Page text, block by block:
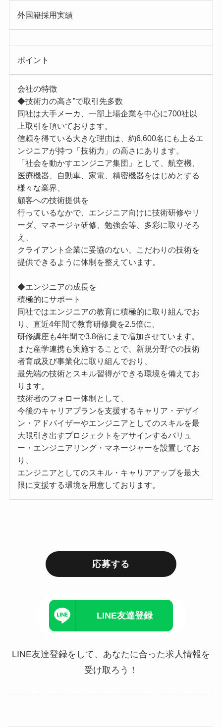
外国籍採用実績
ポイント
会社の特徴
◆技術力の高さ”で取引先多数
同社は大手メーカ、一部上場企業を中心に700社以
上取引を頂いております。
信頼を得ている大きな理由は、約6,600名にも上るエ
ンジニアが持つ「技術力」の高さにあります。
「社会を動かすエンジニア集団」として、航空機、
医療機器、自動車、家電、精密機器をはじめとする
様々な業界、
顧客への技術提供を
行っているなかで、エンジニア向けに技術研修やリ
ーダ、マネージャ研修、勉強会等、多彩に取りそろ
え、
クライアント企業に妥協のない、こだわりの技術を
提供できるように体制を整えています。
◆エンジニアの成長を
積極的にサポート
同社ではエンジニアの教育に積極的に取り組んでお
り、直近4年間で教育研修費を2.5倍に、
研修講座も4年間で3.8倍にまで増加させています。
また産学連携も実施することで、新規分野での技術
者育成及び事業化に取り組んでおり、
最先端の技術とスキル習得ができる環境を備えてお
ります。
技術者のフォロー体制として、
今後のキャリアプランを支援するキャリア・デザイ
ン・アドバイザーやエンジニアとしてのスキルを最
大限引き出すプロジェクトをアサインするバリュ
ー・エンジニアリング・マネージャーを設置してお
り、
エンジニアとしてのスキル・キャリアアップを最大
限に支援する環境を用意しております。
応募する
LINE友達登録
LINE友達登録をして、あなたに合った求人情報を
受け取ろう！